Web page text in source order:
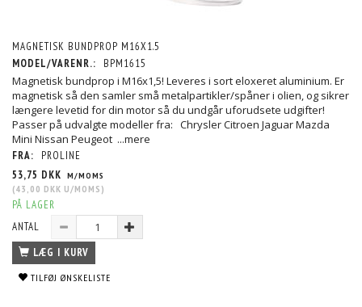
MAGNETISK BUNDPROP M16X1.5
MODEL/VARENR.:
BPM1615
Magnetisk bundprop i M16x1,5! Leveres i sort eloxeret aluminium. Er
magnetisk så den samler små metalpartikler/spåner i olien, og sikrer
længere levetid for din motor så du undgår uforudsete udgifter!
Passer på udvalgte modeller fra: Chrysler Citroen Jaguar Mazda
Mini Nissan Peugeot ...mere
FRA:
PROLINE
53,75 DKK M/MOMS
(43,00 DKK U/MOMS )
PÅ LAGER
ANTAL
LÆG I KURV
TILFØJ ØNSKELISTE